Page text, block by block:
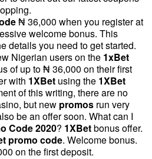
₦ 36,000 when you register at
welcome bonus. This
details you need to get started.
Nigerian users on the 1xBet
of up to ₦ 36,000 on their first
with 1XBet using the 1XBet
of this writing, there are no
but new promos run very
be an offer soon. What can I
Code2020? 1XBetbonus offer.
promo code. Welcome bonus.
on the first deposit.